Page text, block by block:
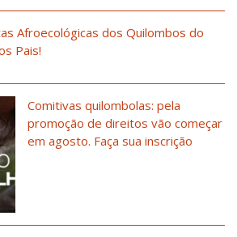
Afroecológicas dos Quilombos do
Pais!
Comitivas quilombolas: pela
promoção de direitos vão começar
em agosto. Faça sua inscrição